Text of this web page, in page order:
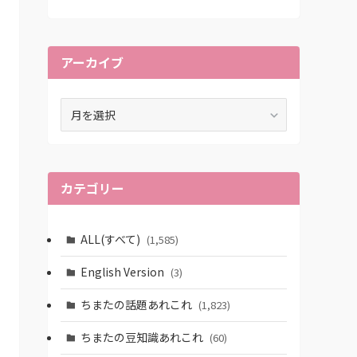
アーカイブ
ブ
カテゴリー
ALL(すべて) (1,585)
English Version (3)
ちまたの話題あれこれ (1,823)
ちまたの豆知識あれこれ (60)